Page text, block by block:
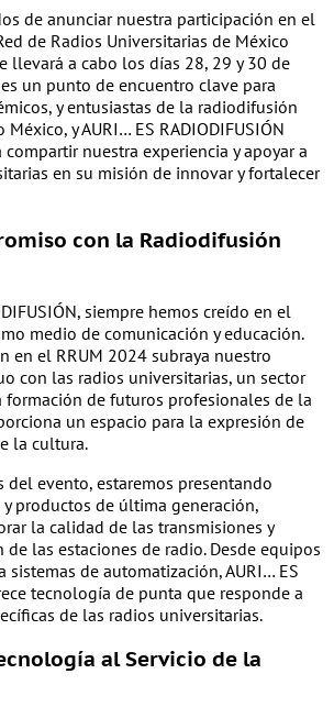
de anunciar nuestra participación en el
de Radios Universitarias de México
llevará a cabo los días 28, 29 y 30 de
un punto de encuentro clave para
y entusiastas de la radiodifusión
y AURI… ES RADIODIFUSIÓN
compartir nuestra experiencia y apoyar a
en su misión de innovar y fortalecer
con la Radiodifusión
siempre hemos creído en el
medio de comunicación y educación.
en el RRUM 2024 subraya nuestro
con las radios universitarias, un sector
de futuros profesionales de la
un espacio para la expresión de
la cultura.
del evento, estaremos presentando
productos de última generación,
la calidad de las transmisiones y
las estaciones de radio. Desde equipos
sistemas de automatización, AURI… ES
tecnología de punta que responde a
de las radios universitarias.
al Servicio de la